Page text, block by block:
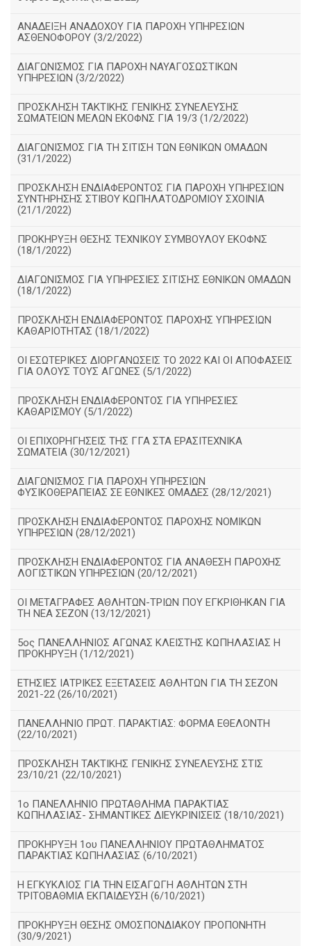
ΑΝΑΔΕΙΞΗ ΑΝΑΔΟΧΟΥ ΓΙΑ ΠΑΡΟΧΗ ΥΠΗΡΕΣΙΩΝ
ΑΣΘΕΝΟΦΟΡΟΥ (3/2/2022)
ΔΙΑΓΩΝΙΣΜΟΣ ΓΙΑ ΠΑΡΟΧΗ ΝΑΥΑΓΟΣΩΣΤΙΚΩΝ
ΥΠΗΡΕΣΙΩΝ (3/2/2022)
ΠΡΟΣΚΛΗΣΗ ΤΑΚΤΙΚΗΣ ΓΕΝΙΚΗΣ ΣΥΝΕΛΕΥΣΗΣ
ΣΩΜΑΤΕΙΩΝ ΜΕΛΩΝ ΕΚΟΦΝΣ ΓΙΑ 19/3 (1/2/2022)
ΔΙΑΓΩΝΙΣΜΟΣ ΓΙΑ ΤΗ ΣΙΤΙΣΗ ΤΩΝ ΕΘΝΙΚΩΝ ΟΜΑΔΩΝ
(31/1/2022)
ΠΡΟΣΚΛΗΣΗ ΕΝΔΙΑΦΕΡΟΝΤΟΣ ΓΙΑ ΠΑΡΟΧΗ ΥΠΗΡΕΣΙΩΝ
ΣΥΝΤΗΡΗΣΗΣ ΣΤΙΒΟΥ ΚΩΠΗΛΑΤΟΔΡΟΜΙΟΥ ΣΧΟΙΝΙΑ
(21/1/2022)
ΠΡΟΚΗΡΥΞΗ ΘΕΣΗΣ ΤΕΧΝΙΚΟΥ ΣΥΜΒΟΥΛΟΥ ΕΚΟΦΝΣ
(18/1/2022)
ΔΙΑΓΩΝΙΣΜΟΣ ΓΙΑ ΥΠΗΡΕΣΙΕΣ ΣΙΤΙΣΗΣ ΕΘΝΙΚΩΝ ΟΜΑΔΩΝ
(18/1/2022)
ΠΡΟΣΚΛΗΣΗ ΕΝΔΙΑΦΕΡΟΝΤΟΣ ΠΑΡΟΧΗΣ ΥΠΗΡΕΣΙΩΝ
ΚΑΘΑΡΙΟΤΗΤΑΣ (18/1/2022)
ΟΙ ΕΣΩΤΕΡΙΚΕΣ ΔΙΟΡΓΑΝΩΣΕΙΣ ΤΟ 2022 ΚΑΙ ΟΙ ΑΠΟΦΑΣΕΙΣ
ΓΙΑ ΟΛΟΥΣ ΤΟΥΣ ΑΓΩΝΕΣ (5/1/2022)
ΠΡΟΣΚΛΗΣΗ ΕΝΔΙΑΦΕΡΟΝΤΟΣ ΓΙΑ ΥΠΗΡΕΣΙΕΣ
ΚΑΘΑΡΙΣΜΟΥ (5/1/2022)
ΟΙ ΕΠΙΧΟΡΗΓΗΣΕΙΣ ΤΗΣ ΓΓΑ ΣΤΑ ΕΡΑΣΙΤΕΧΝΙΚΑ
ΣΩΜΑΤΕΙΑ (30/12/2021)
ΔΙΑΓΩΝΙΣΜΟΣ ΓΙΑ ΠΑΡΟΧΗ ΥΠΗΡΕΣΙΩΝ
ΦΥΣΙΚΟΘΕΡΑΠΕΙΑΣ ΣΕ ΕΘΝΙΚΕΣ ΟΜΑΔΕΣ (28/12/2021)
ΠΡΟΣΚΛΗΣΗ ΕΝΔΙΑΦΕΡΟΝΤΟΣ ΠΑΡΟΧΗΣ ΝΟΜΙΚΩΝ
ΥΠΗΡΕΣΙΩΝ (28/12/2021)
ΠΡΟΣΚΛΗΣΗ ΕΝΔΙΑΦΕΡΟΝΤΟΣ ΓΙΑ ΑΝΑΘΕΣΗ ΠΑΡΟΧΗΣ
ΛΟΓΙΣΤΙΚΩΝ ΥΠΗΡΕΣΙΩΝ (20/12/2021)
ΟΙ ΜΕΤΑΓΡΑΦΕΣ ΑΘΛΗΤΩΝ-ΤΡΙΩΝ ΠΟΥ ΕΓΚΡΙΘΗΚΑΝ ΓΙΑ
ΤΗ ΝΕΑ ΣΕΖΟΝ (13/12/2021)
5ος ΠΑΝΕΛΛΗΝΙΟΣ ΑΓΩΝΑΣ ΚΛΕΙΣΤΗΣ ΚΩΠΗΛΑΣΙΑΣ Η
ΠΡΟΚΗΡΥΞΗ (1/12/2021)
ΕΤΗΣΙΕΣ ΙΑΤΡΙΚΕΣ ΕΞΕΤΑΣΕΙΣ ΑΘΛΗΤΩΝ ΓΙΑ ΤΗ ΣΕΖΟΝ
2021-22 (26/10/2021)
ΠΑΝΕΛΛΗΝΙΟ ΠΡΩΤ. ΠΑΡΑΚΤΙΑΣ: ΦΟΡΜΑ ΕΘΕΛΟΝΤΗ
(22/10/2021)
ΠΡΟΣΚΛΗΣΗ ΤΑΚΤΙΚΗΣ ΓΕΝΙΚΗΣ ΣΥΝΕΛΕΥΣΗΣ ΣΤΙΣ
23/10/21 (22/10/2021)
1ο ΠΑΝΕΛΛΗΝΙΟ ΠΡΩΤΑΘΛΗΜΑ ΠΑΡΑΚΤΙΑΣ
ΚΩΠΗΛΑΣΙΑΣ- ΣΗΜΑΝΤΙΚΕΣ ΔΙΕΥΚΡΙΝΙΣΕΙΣ (18/10/2021)
ΠΡΟΚΗΡΥΞΗ 1ου ΠΑΝΕΛΛΗΝΙΟΥ ΠΡΩΤΑΘΛΗΜΑΤΟΣ
ΠΑΡΑΚΤΙΑΣ ΚΩΠΗΛΑΣΙΑΣ (6/10/2021)
Η ΕΓΚΥΚΛΙΟΣ ΓΙΑ ΤΗΝ ΕΙΣΑΓΩΓΗ ΑΘΛΗΤΩΝ ΣΤΗ
ΤΡΙΤΟΒΑΘΜΙΑ ΕΚΠΑΙΔΕΥΣΗ (6/10/2021)
ΠΡΟΚΗΡΥΞΗ ΘΕΣΗΣ ΟΜΟΣΠΟΝΔΙΑΚΟΥ ΠΡΟΠΟΝΗΤΗ
(30/9/2021)